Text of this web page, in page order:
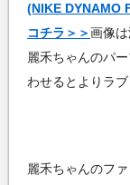
(NIKE DYNAMO
コチラ＞＞画像
麗禾ちゃんのパ
わせるとよりラ
麗禾ちゃんのフ